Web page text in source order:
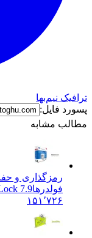
نیم‌بها
فایل:
مشابه
رمزگذاری و حفاظت
فولدرهاLock 7.9
۱۵۱٬۷۲۶